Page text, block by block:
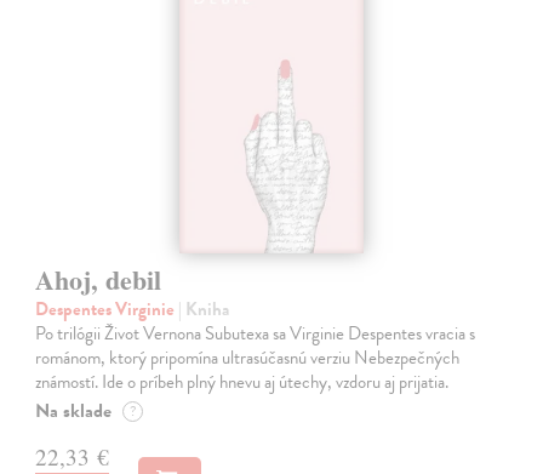
Ahoj, debil
Despentes Virginie | Kniha
Po trilógii Život Vernona Subutexa sa Virginie Despentes vracia s
románom, ktorý pripomína ultrasúčasnú verziu Nebezpečných
známostí. Ide o príbeh plný hnevu aj útechy, vzdoru aj prijatia.
Na sklade ?
22,33 €